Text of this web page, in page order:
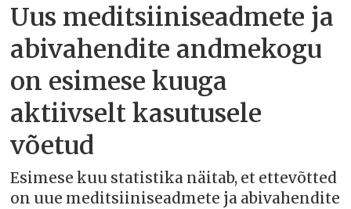
Uus meditsiiniseadmete ja
abivahendite andmekogu
on esimese kuuga
aktiivselt kasutusele
võetud
Esimese kuu statistika näitab, et ettevõtted
on uue meditsiiniseadmete ja abivahendite